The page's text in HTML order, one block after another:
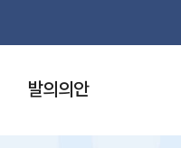
발의의안